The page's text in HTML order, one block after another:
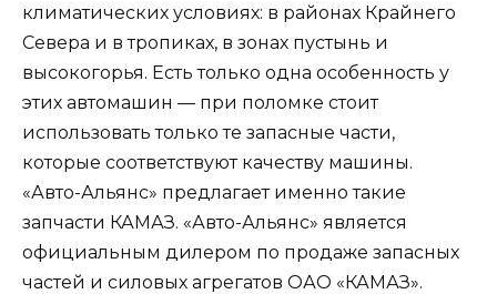
климатических условиях: в районах Крайнего
Севера и в тропиках, в зонах пустынь и
высокогорья. Есть только одна особенность у
этих автомашин — при поломке стоит
использовать только те запасные части,
которые соответствуют качеству машины.
«Авто-Альянс» предлагает именно такие
запчасти КАМАЗ. «Авто-Альянс» является
официальным дилером по продаже запасных
частей и силовых агрегатов ОАО «КАМАЗ».